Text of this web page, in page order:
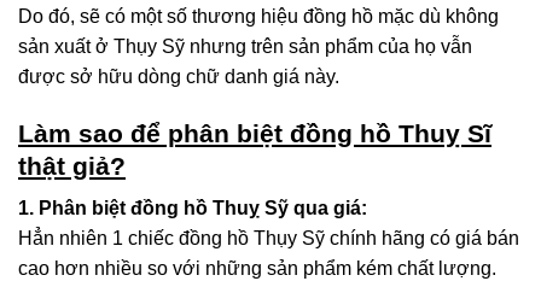
Do đó, sẽ có một số thương hiệu đồng hồ mặc dù không
sản xuất ở Thụy Sỹ nhưng trên sản phẩm của họ vẫn
được sở hữu dòng chữ danh giá này.
Làm sao để phân biệt đồng hồ Thuỵ Sĩ
thật giả?
1. Phân biệt đồng hồ Thuỵ Sỹ qua giá:
Hẳn nhiên 1 chiếc đồng hồ Thụy Sỹ chính hãng có giá bán
cao hơn nhiều so với những sản phẩm kém chất lượng.